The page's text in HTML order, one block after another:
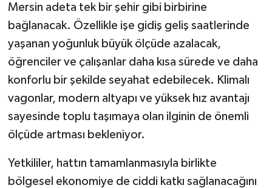
Mersin adeta tek bir şehir gibi birbirine
bağlanacak. Özellikle işe gidiş geliş saatlerinde
yaşanan yoğunluk büyük ölçüde azalacak,
öğrenciler ve çalışanlar daha kısa sürede ve daha
konforlu bir şekilde seyahat edebilecek. Klimalı
vagonlar, modern altyapı ve yüksek hız avantajı
sayesinde toplu taşımaya olan ilginin de önemli
ölçüde artması bekleniyor.
Yetkililer, hattın tamamlanmasıyla birlikte
bölgesel ekonomiye de ciddi katkı sağlanacağını